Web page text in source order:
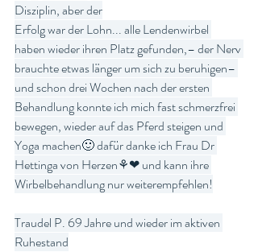
Disziplin, aber der
Erfolg war der Lohn... alle Lendenwirbel
haben wieder ihren Platz gefunden,– der Nerv
brauchte etwas länger um sich zu beruhigen–
und schon drei Wochen nach der ersten
Behandlung konnte ich mich fast schmerzfrei
bewegen, wieder auf das Pferd steigen und
Yoga machen🙂 dafür danke ich Frau Dr
Hettinga von Herzen⚘❤ und kann ihre
Wirbelbehandlung nur weiterempfehlen!
Traudel P. 69 Jahre und wieder im aktiven
Ruhestand